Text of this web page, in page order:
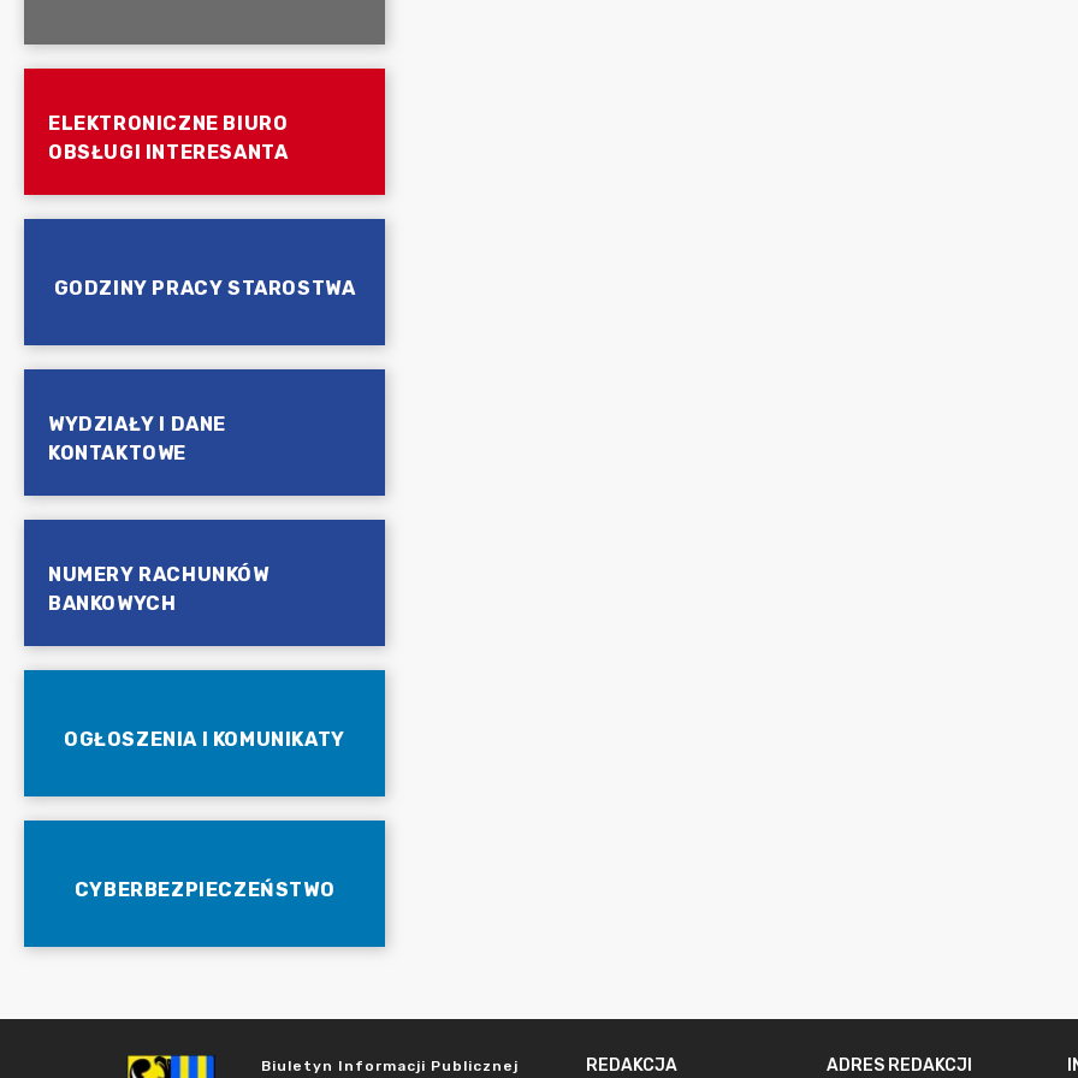
ELEKTRONICZNE BIURO
OBSŁUGI INTERESANTA
GODZINY PRACY STAROSTWA
WYDZIAŁY I DANE
KONTAKTOWE
NUMERY RACHUNKÓW
BANKOWYCH
OGŁOSZENIA I KOMUNIKATY
CYBERBEZPIECZEŃSTWO
Biuletyn Informacji Publicznej REDAKCJA ADRES REDAKCJI